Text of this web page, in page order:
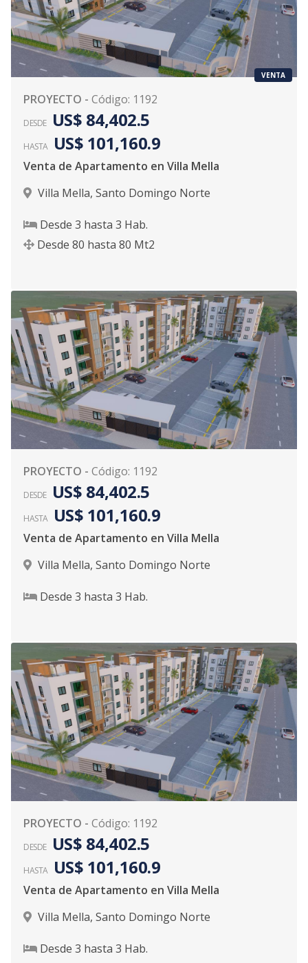
VENTA
PROYECTO - Código: 1192
DESDE US$ 84,402.5
HASTA US$ 101,160.9
Venta de Apartamento en Villa Mella
Villa Mella, Santo Domingo Norte
Desde 3 hasta 3 Hab.
Desde 80 hasta 80 Mt2
PROYECTO - Código: 1192
DESDE US$ 84,402.5
HASTA US$ 101,160.9
Venta de Apartamento en Villa Mella
Villa Mella, Santo Domingo Norte
Desde 3 hasta 3 Hab.
PROYECTO - Código: 1192
DESDE US$ 84,402.5
HASTA US$ 101,160.9
Venta de Apartamento en Villa Mella
Villa Mella, Santo Domingo Norte
Desde 3 hasta 3 Hab.